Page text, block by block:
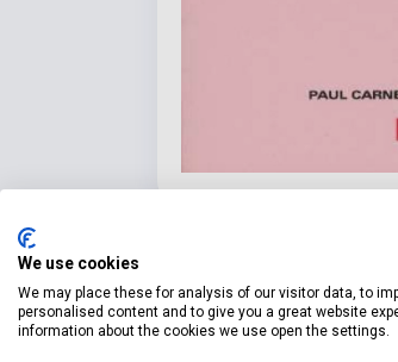
Termékjellemzők
We use cookies
We may place these for analysis of our visitor data, to
personalised content and to give you a great website
information about the cookies we use open the settings.